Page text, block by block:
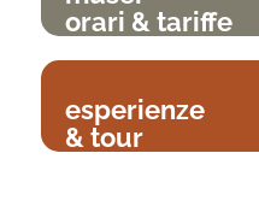
orari & tariffe
esperienze
& tour